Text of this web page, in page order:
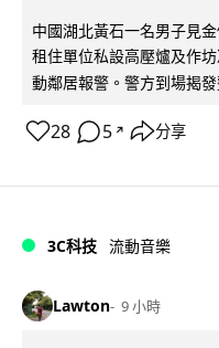
中國湖北黃石一名男子見
租住單位私設高壓爐及作
動鄰居報警。警方到場揭
28 5 ↗ 分享
3C科技 流動音樂
Lawton 9 小時